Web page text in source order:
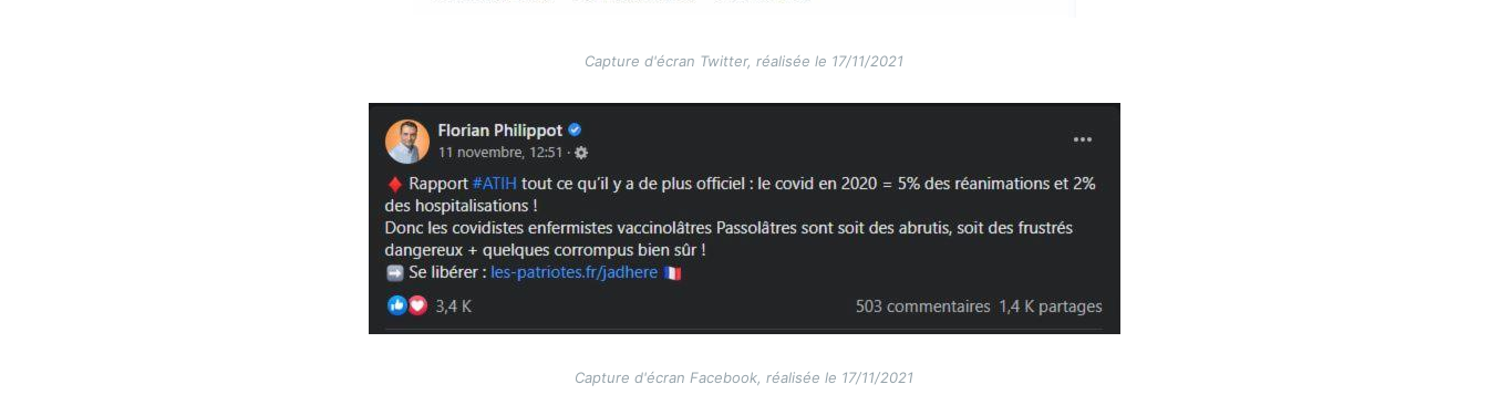
Capture d'écran Twitter, réalisée le 17/11/2021
Capture d'écran Facebook, réalisée le 17/11/2021